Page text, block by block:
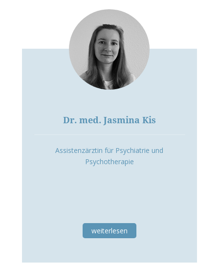
Dr. med. Jasmina Kis
Assistenzärztin für Psychiatrie und
Psychotherapie
weiterlesen